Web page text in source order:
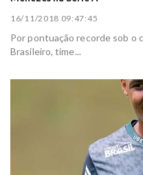
16/11/2018 09:47:45
Por pontuação recorde sob o
Brasileiro, time...